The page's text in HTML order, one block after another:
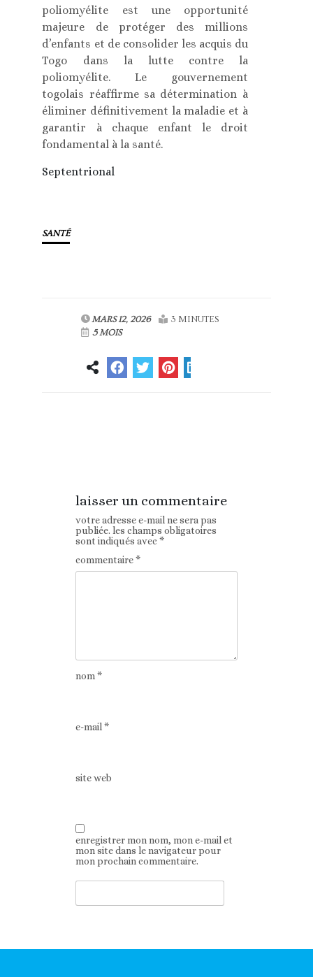
poliomyélite est une opportunité
majeure de protéger des millions
d’enfants et de consolider les acquis du
Togo dans la lutte contre la
poliomyélite. Le gouvernement
togolais réaffirme sa détermination à
éliminer définitivement la maladie et à
garantir à chaque enfant le droit
fondamental à la santé.
Septentrional
SANTÉ
MARS 12, 2026
3 MINUTES
5 MOIS
laisser un commentaire
votre adresse e-mail ne sera pas
publiée. les champs obligatoires
sont indiqués avec*
commentaire*
nom*
e-mail*
site web
enregistrer mon nom, mon e-mail et
mon site dans le navigateur pour
mon prochain commentaire.